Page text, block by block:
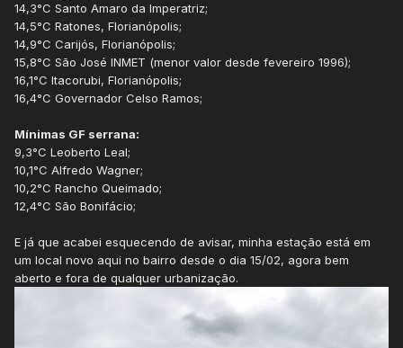
14,3°C Santo Amaro da Imperatriz;
14,5°C Ratones, Florianópolis;
14,9°C Carijós, Florianópolis;
15,8°C São José INMET (menor valor desde fevereiro 1996);
16,1°C Itacorubi, Florianópolis;
16,4°C Governador Celso Ramos;
Mínimas GF serrana:
9,3°C Leoberto Leal;
10,1°C Alfredo Wagner;
10,2°C Rancho Queimado;
12,4°C São Bonifácio;
E já que acabei esquecendo de avisar, minha estação está em
um local novo aqui no bairro desde o dia 15/02, agora bem
aberto e fora de qualquer urbanização.